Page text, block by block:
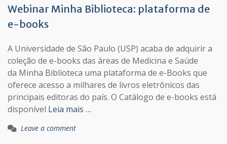
Webinar Minha Biblioteca: plataforma de
e-books
A Universidade de São Paulo (USP) acaba de adquirir a
coleção de e-books das áreas de Medicina e Saúde
da Minha Biblioteca uma plataforma de e-Books que
oferece acesso a milhares de livros eletrônicos das
principais editoras do país. O Catálogo de e-books está
disponível Leia mais …
Leave a comment